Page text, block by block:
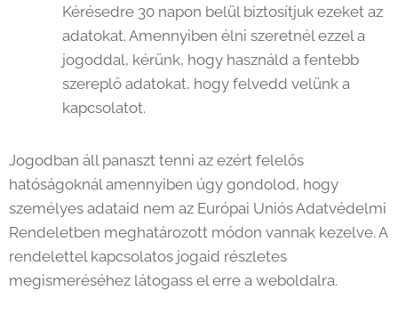
Kérésedre 30 napon belül biztosítjuk ezeket az
adatokat. Amennyiben élni szeretnél ezzel a
jogoddal, kérünk, hogy használd a fentebb
szereplő adatokat, hogy felvedd velünk a
kapcsolatot.
Jogodban áll panaszt tenni az ezért felelős
hatóságoknál amennyiben úgy gondolod, hogy
személyes adataid nem az Európai Uniós Adatvédelmi
Rendeletben meghatározott módon vannak kezelve. A
rendelettel kapcsolatos jogaid részletes
megismeréséhez látogass el erre a weboldalra.